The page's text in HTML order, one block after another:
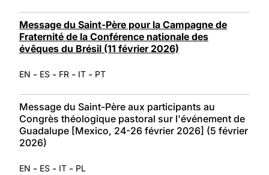
Message du Saint-Père pour la Campagne de
Fraternité de la Conférence nationale des
évêques du Brésil (11 février 2026)
EN - ES - FR - IT - PT
Message du Saint-Père aux participants au
Congrès théologique pastoral sur l'événement de
Guadalupe [Mexico, 24-26 février 2026] (5 février
2026)
EN - ES - IT - PL